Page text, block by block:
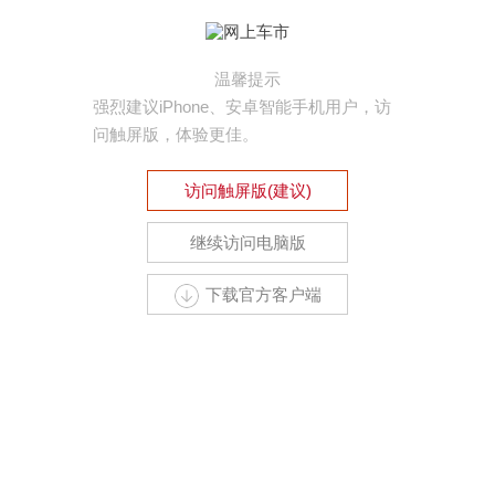
温馨提示
强烈建议iPhone、安卓智能手机用户，访
问触屏版，体验更佳。
访问触屏版(建议)
继续访问电脑版
下载官方客户端